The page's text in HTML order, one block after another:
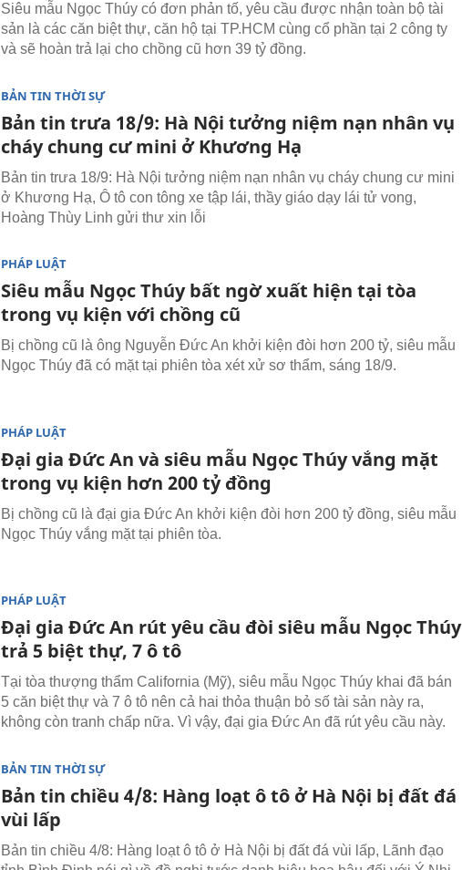
Siêu mẫu Ngọc Thúy có đơn phản tố, yêu cầu được nhận toàn bộ tài
sản là các căn biệt thự, căn hộ tại TP.HCM cùng cổ phần tại 2 công ty
và sẽ hoàn trả lại cho chồng cũ hơn 39 tỷ đồng.
BẢN TIN THỜI SỰ
Bản tin trưa 18/9: Hà Nội tưởng niệm nạn nhân vụ
cháy chung cư mini ở Khương Hạ
Bản tin trưa 18/9: Hà Nội tưởng niệm nạn nhân vụ cháy chung cư mini
ở Khương Hạ, Ô tô con tông xe tập lái, thầy giáo dạy lái tử vong,
Hoàng Thùy Linh gửi thư xin lỗi
PHÁP LUẬT
Siêu mẫu Ngọc Thúy bất ngờ xuất hiện tại tòa
trong vụ kiện với chồng cũ
Bị chồng cũ là ông Nguyễn Đức An khởi kiện đòi hơn 200 tỷ, siêu mẫu
Ngọc Thúy đã có mặt tại phiên tòa xét xử sơ thẩm, sáng 18/9.
PHÁP LUẬT
Đại gia Đức An và siêu mẫu Ngọc Thúy vắng mặt
trong vụ kiện hơn 200 tỷ đồng
Bị chồng cũ là đại gia Đức An khởi kiện đòi hơn 200 tỷ đồng, siêu mẫu
Ngọc Thúy vắng mặt tại phiên tòa.
PHÁP LUẬT
Đại gia Đức An rút yêu cầu đòi siêu mẫu Ngọc Thúy
trả 5 biệt thự, 7 ô tô
Tại tòa thượng thẩm California (Mỹ), siêu mẫu Ngọc Thúy khai đã bán
5 căn biệt thự và 7 ô tô nên cả hai thỏa thuận bỏ số tài sản này ra,
không còn tranh chấp nữa. Vì vậy, đại gia Đức An đã rút yêu cầu này.
BẢN TIN THỜI SỰ
Bản tin chiều 4/8: Hàng loạt ô tô ở Hà Nội bị đất đá
vùi lấp
Bản tin chiều 4/8: Hàng loạt ô tô ở Hà Nội bị đất đá vùi lấp, Lãnh đạo